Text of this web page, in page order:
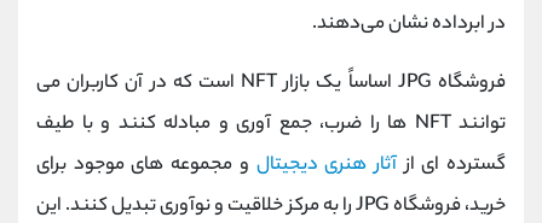
در ابرداده نشان می‌دهند.
فروشگاه JPG اساساً یک بازار NFT است که در آن کاربران می
توانند NFT ها را ضرب، جمع آوری و مبادله کنند و با طیف
گسترده ای ازآثار هنری دیجیتال و مجموعه های موجود برای
خرید، فروشگاه JPG را به مرکز خلاقیت و نوآوری تبدیل کنند. این